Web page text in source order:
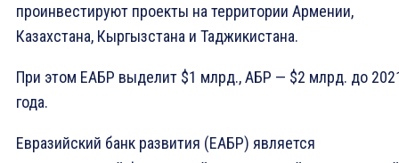
проинвестируют проекты на территории Армении,
Казахстана, Кыргызстана и Таджикистана.
При этом ЕАБР выделит $1 млрд., АБР — $2 млрд. до
года.
Евразийский банк развития (ЕАБР) является